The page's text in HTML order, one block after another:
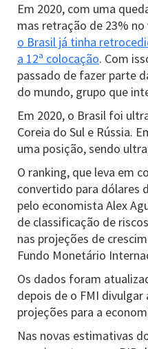
Em 2020, com uma
mas retração de 23%
o Brasil já tinha
a 12ª colocação. Com
passado de fazer parte
do mundo, grupo que
Em 2020, o Brasil foi
Coreia do Sul e Rússia.
uma posição, sendo
O ranking, que leva em
convertido para dólares
pelo economista Alex
de classificação de
nas projeções de
Fundo Monetário
Os dados foram
depois de o FMI divulgar
projeções para a
Nas novas estimativas